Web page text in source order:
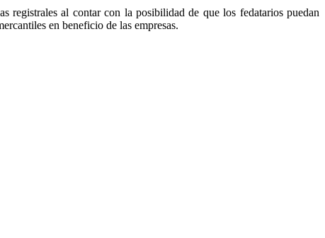
registrales al contar con la posibilidad de que los fedatarios puedan
en beneficio de las empresas.